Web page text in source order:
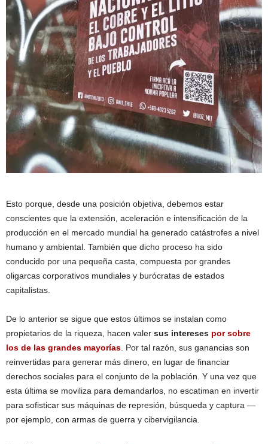
Esto porque, desde una posición objetiva, debemos estar
conscientes que la extensión, aceleración e intensificación de la
producción en el mercado mundial ha generado catástrofes a nivel
humano y ambiental. También que dicho proceso ha sido
conducido por una pequeña casta, compuesta por grandes
oligarcas corporativos mundiales y burócratas de estados
capitalistas.
De lo anterior se sigue que estos últimos se instalan como
propietarios de la riqueza, hacen valer sus intereses por sobre
los de las grandes mayorías . Por tal razón, sus ganancias son
reinvertidas para generar más dinero, en lugar de financiar
derechos sociales para el conjunto de la población. Y una vez que
esta última se moviliza para demandarlos, no escatiman en invertir
para sofisticar sus máquinas de represión, búsqueda y captura —
por ejemplo, con armas de guerra y cibervigilancia.